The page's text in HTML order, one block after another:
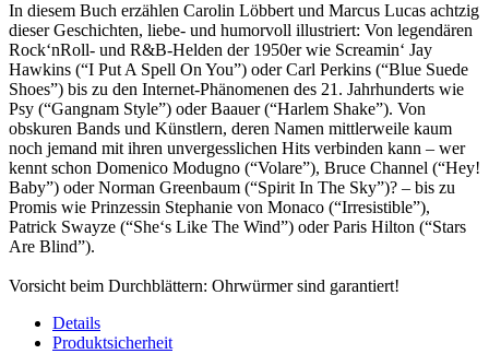
In diesem Buch erzählen Carolin Löbbert und Marcus Lucas achtzig
dieser Geschichten, liebe- und humorvoll illustriert: Von legendären
Rock‘nRoll- und R&B-Helden der 1950er wie Screamin‘ Jay
Hawkins (“I Put A Spell On You”) oder Carl Perkins (“Blue Suede
Shoes”) bis zu den Internet-Phänomenen des 21. Jahrhunderts wie
Psy (“Gangnam Style”) oder Baauer (“Harlem Shake”). Von
obskuren Bands und Künstlern, deren Namen mittlerweile kaum
noch jemand mit ihren unvergesslichen Hits verbinden kann – wer
kennt schon Domenico Modugno (“Volare”), Bruce Channel (“Hey!
Baby”) oder Norman Greenbaum (“Spirit In The Sky”)? – bis zu
Promis wie Prinzessin Stephanie von Monaco (“Irresistible”),
Patrick Swayze (“She‘s Like The Wind”) oder Paris Hilton (“Stars
Are Blind”).
Vorsicht beim Durchblättern: Ohrwürmer sind garantiert!
Details
Produktsicherheit